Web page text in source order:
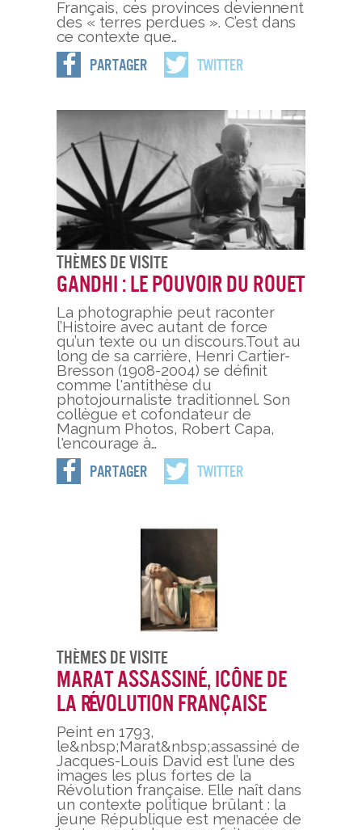
Français, ces provinces deviennent
des « terres perdues ». C’est dans
ce contexte que…
Partager Twitter
Thèmes De Visite
Gandhi : le pouvoir du rouet
La photographie peut raconter
l’Histoire avec autant de force
qu’un texte ou un discours.Tout au
long de sa carrière, Henri Cartier-
Bresson (1908-2004) se définit
comme l'antithèse du
photojournaliste traditionnel. Son
collègue et cofondateur de
Magnum Photos, Robert Capa,
l'encourage à…
Partager Twitter
Thèmes De Visite
Marat assassiné, icône de
la Révolution française
Peint en 1793,
le&nbsp;Marat&nbsp;assassiné de
Jacques-Louis David est l’une des
images les plus fortes de la
Révolution française. Elle naît dans
un contexte politique brûlant : la
jeune République est menacée de